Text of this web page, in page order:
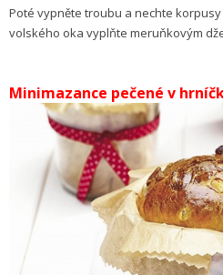
Poté vypněte troubu a nechte
volského oka vyplňte meruňkovým
Minimazance pečené v